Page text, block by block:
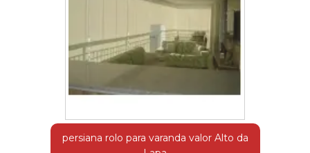
persiana rolo para varanda valor Alto da